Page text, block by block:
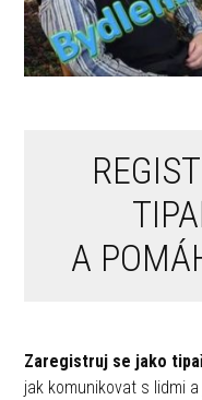
A
Zaregistruj se jako
jak komunikovat s lidmi